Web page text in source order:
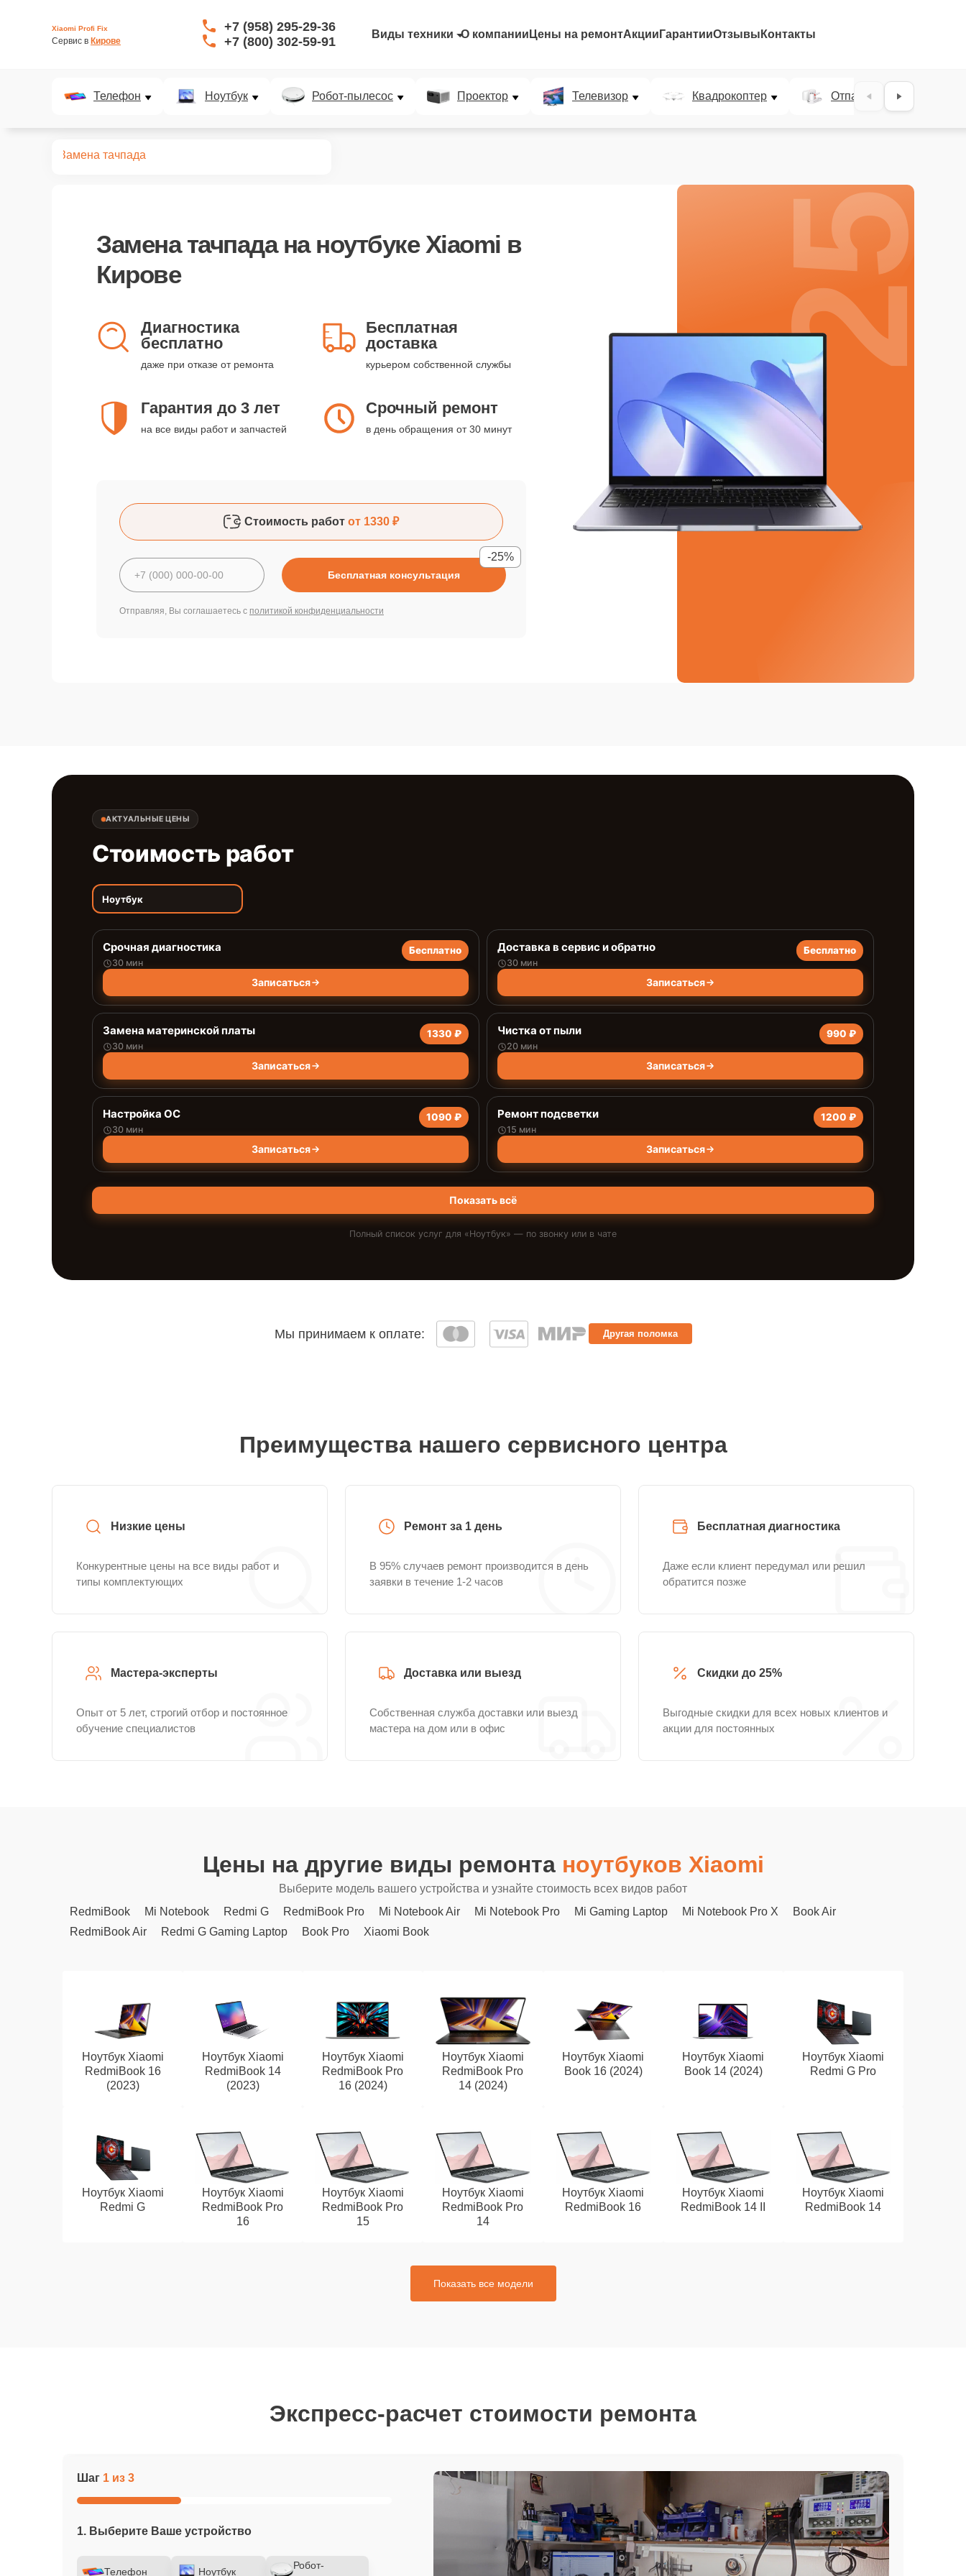
Xiaomi Profi Fix
Сервис в Кирове
+7 (958) 295-29-36
+7 (800) 302-59-91
Виды техники О компании Цены на ремонтАкции ГарантииОтзывы Контакты
Телефон Ноутбук Робот-пылесос Проектор Телевизор Квадрокоптер Отпариватель
Замена тачпада
Замена тачпадана ноутбуке Xiaomi в
Кирове
Диагностика
бесплатно
даже при отказе от ремонта
Бесплатная
доставка
курьером собственной службы
Гарантия до 3 лет
на все виды работ и запчастей
Срочный ремонт
в день обращения от 30 минут
Стоимость работ от 1330 ₽
Бесплатная консультация
-25%
Отправляя, Вы соглашаетесь с политикой конфиденциальности
25%
АКТУАЛЬНЫЕ ЦЕНЫ
Стоимость работ
Ноутбук
Срочная диагностика
30 мин
Бесплатно
Записаться
Доставка в сервис и обратно
30 мин
Бесплатно
Записаться
Замена материнской платы
30 мин
1330 ₽
Записаться
Чистка от пыли
20 мин
990 ₽
Записаться
Настройка ОС
30 мин
1090 ₽
Записаться
Ремонт подсветки
15 мин
1200 ₽
Записаться
Показать всё
Полный список услуг для «Ноутбук» — по звонку или в чате
Мы принимаем к оплате: Другая поломка
Преимущества нашего сервисного центра
Низкие цены
Конкурентные цены на все виды работ и
типы комплектующих
Ремонт за 1 день
В 95% случаев ремонт производится в день
заявки в течение 1-2 часов
Бесплатная диагностика
Даже если клиент передумал или решил
обратится позже
Мастера-эксперты
Опыт от 5 лет, строгий отбор и постоянное
обучение специалистов
Доставка или выезд
Собственная служба доставки или выезд
мастера на дом или в офис
Скидки до 25%
Выгодные скидки для всех новых клиентов и
акции для постоянных
Цены на другие виды ремонта ноутбуков Xiaomi
Выберите модель вашего устройства и узнайте стоимость всех видов работ
RedmiBook
Mi Notebook Redmi G RedmiBook Pro Mi Notebook Air Mi Notebook Pro Mi Gaming Laptop Mi Notebook Pro X
Book Air
RedmiBook Air
Redmi G Gaming Laptop Book Pro Xiaomi Book
Ноутбук Xiaomi
RedmiBook 16
(2023)
Ноутбук Xiaomi
RedmiBook 14
(2023)
Ноутбук Xiaomi
RedmiBook Pro
16 (2024)
Ноутбук Xiaomi
RedmiBook Pro
14 (2024)
Ноутбук Xiaomi
Book 16 (2024)
Ноутбук Xiaomi
Book 14 (2024)
Ноутбук Xiaomi
Redmi G Pro
Ноутбук Xiaomi
Redmi G
Ноутбук Xiaomi
RedmiBook Pro
16
Ноутбук Xiaomi
RedmiBook Pro
15
Ноутбук Xiaomi
RedmiBook Pro
14
Ноутбук Xiaomi
RedmiBook 16
Ноутбук Xiaomi
RedmiBook 14 II
Ноутбук Xiaomi
RedmiBook 14
Показать все модели
Экспресс-расчет стоимости ремонта
Шаг 1 из 3
1. Выберите Ваше устройство
Телефон Ноутбук
Робот-